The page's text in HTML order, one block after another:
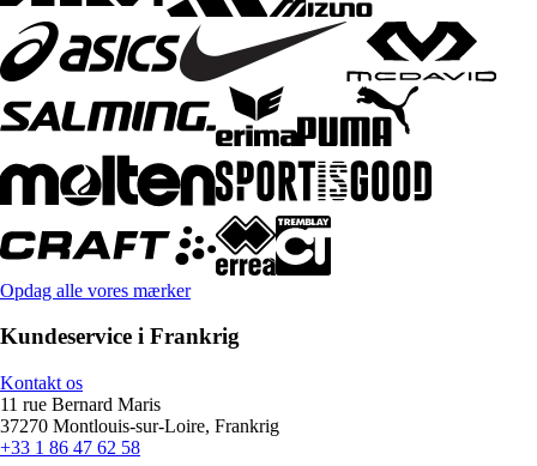
Opdag alle vores mærker
Kundeservice i Frankrig
Kontakt os
11 rue Bernard Maris
37270 Montlouis-sur-Loire, Frankrig
+33 1 86 47 62 58